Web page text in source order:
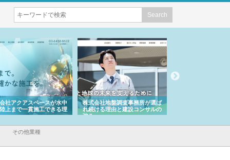
社アクアスペースが水中
上まで一貫施工できる理
株式会社地盤調査事務所が選ば
れ続ける理由と建設コンサルの
強み
その他業種